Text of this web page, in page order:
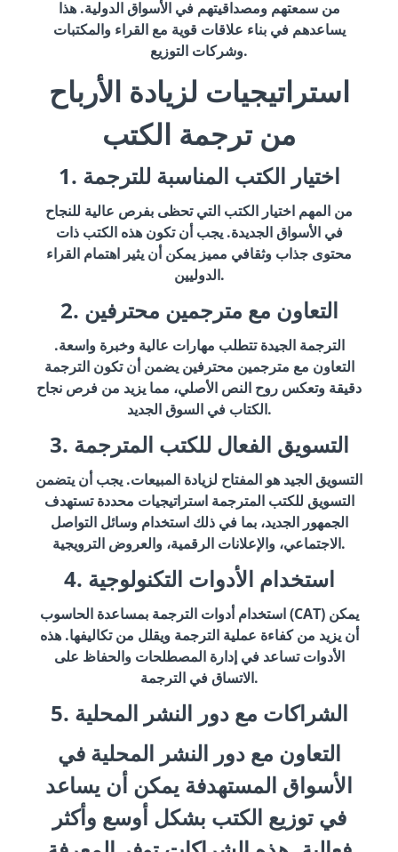
من سمعتهم ومصداقيتهم في الأسواق الدولية. هذا
يساعدهم في بناء علاقات قوية مع القراء والمكتبات
وشركات التوزيع.
استراتيجيات لزيادة الأرباح
من ترجمة الكتب
1. اختيار الكتب المناسبة للترجمة
من المهم اختيار الكتب التي تحظى بفرص عالية للنجاح
في الأسواق الجديدة. يجب أن تكون هذه الكتب ذات
محتوى جذاب وثقافي مميز يمكن أن يثير اهتمام القراء
الدوليين.
2. التعاون مع مترجمين محترفين
الترجمة الجيدة تتطلب مهارات عالية وخبرة واسعة.
التعاون مع مترجمين محترفين يضمن أن تكون الترجمة
دقيقة وتعكس روح النص الأصلي، مما يزيد من فرص نجاح
الكتاب في السوق الجديد.
3. التسويق الفعال للكتب المترجمة
التسويق الجيد هو المفتاح لزيادة المبيعات. يجب أن يتضمن
التسويق للكتب المترجمة استراتيجيات محددة تستهدف
الجمهور الجديد، بما في ذلك استخدام وسائل التواصل
الاجتماعي، والإعلانات الرقمية، والعروض الترويجية.
4. استخدام الأدوات التكنولوجية
استخدام أدوات الترجمة بمساعدة الحاسوب (CAT) يمكن
أن يزيد من كفاءة عملية الترجمة ويقلل من تكاليفها. هذه
الأدوات تساعد في إدارة المصطلحات والحفاظ على
الاتساق في الترجمة.
5. الشراكات مع دور النشر المحلية
التعاون مع دور النشر المحلية في
الأسواق المستهدفة يمكن أن يساعد
في توزيع الكتب بشكل أوسع وأكثر